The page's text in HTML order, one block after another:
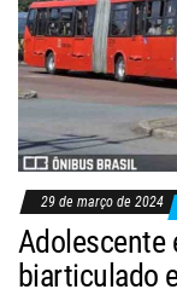
29 de março de 2024
Adolescente
biarticulado